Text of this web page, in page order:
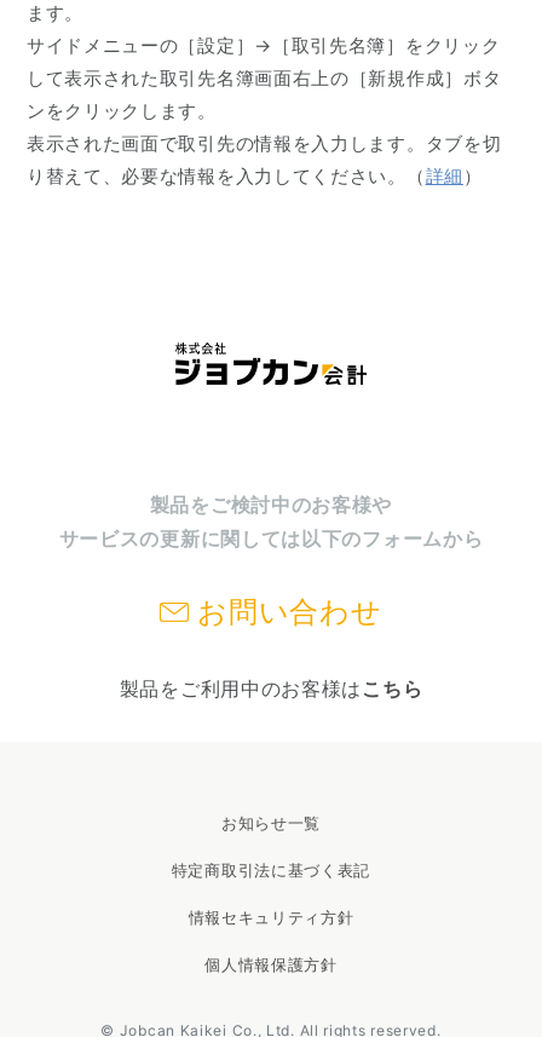
ます。
サイドメニューの［設定］→［取引先名簿］をクリック
して表示された取引先名簿画面右上の［新規作成］ボタ
ンをクリックします。
表示された画面で取引先の情報を入力します。タブを切
り替えて、必要な情報を入力してください。（詳細 ）
製品をご検討中のお客様や
サービスの更新に関しては以下のフォームから
お問い合わせ
製品をご利用中のお客様は こちら
お知らせ一覧
特定商取引法に基づく表記
情報セキュリティ方針
個人情報保護方針
© Jobcan Kaikei Co., Ltd. All rights reserved.